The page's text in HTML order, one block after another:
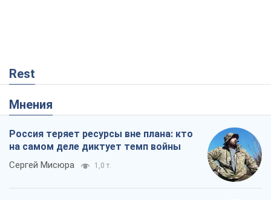
Rest
Мнения
Россия теряет ресурсы вне плана: кто
на самом деле диктует темп войны
Сергей Мисюра 1,0 т.